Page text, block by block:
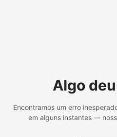
Algo
Encontramos um erro
em alguns instantes —